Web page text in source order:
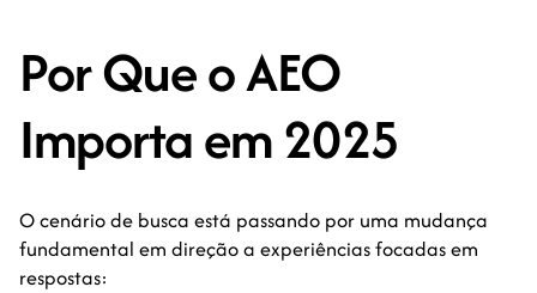
Por Que o AEO
Importa em 2025
O cenário de busca está passando por uma mudança
fundamental em direção a experiências focadas em
respostas: